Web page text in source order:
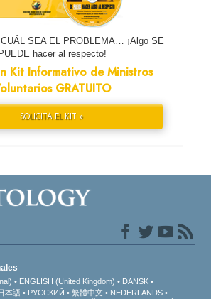
CUÁL SEA EL PROBLEMA… ¡Algo SE
PUEDE hacer al respecto!
Kit Informativo de Ministros
GRATUITO
SOLICITA EL KIT »
ENGLISH (United Kingdom)
DANSK
本語 РУССКИЙ 繁體中文
NEDERLANDS